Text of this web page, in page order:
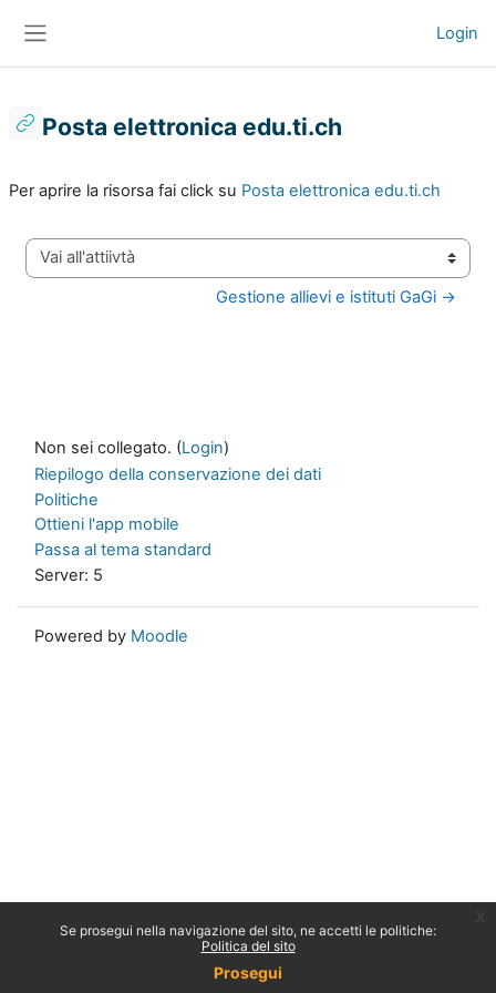
Se prosegui nella navigazione del sito, ne accetti le politiche:
Politica del sito
Prosegui
Login
Posta elettronica edu.ti.ch
Per aprire la risorsa fai click su Posta elettronica edu.ti.ch
Vai all'attiivtà
Gestione allievi e istituti GaGi →
Non sei collegato. (Login)
Riepilogo della conservazione dei dati
Politiche
Ottieni l'app mobile
Passa al tema standard
Server: 5
Powered by Moodle